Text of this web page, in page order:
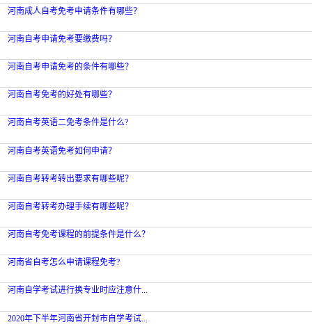
河南成人自考免考申请条件有哪些？
河南自考申请免考要缴费吗？
河南自考申请免考的条件有哪些？
河南自考免考的好处有哪些？
河南自考英语二免考条件是什么?
河南自考英语免考如何申请？
河南自考转考转出要求有哪些呢？
河南自考转考办理手续有哪些呢？
河南自考免考课程的前提条件是什么？
河南省自考怎么申请课程免考?
河南自学考试进行换专业时应注意什...
2020年下半年河南省开封市自学考试...